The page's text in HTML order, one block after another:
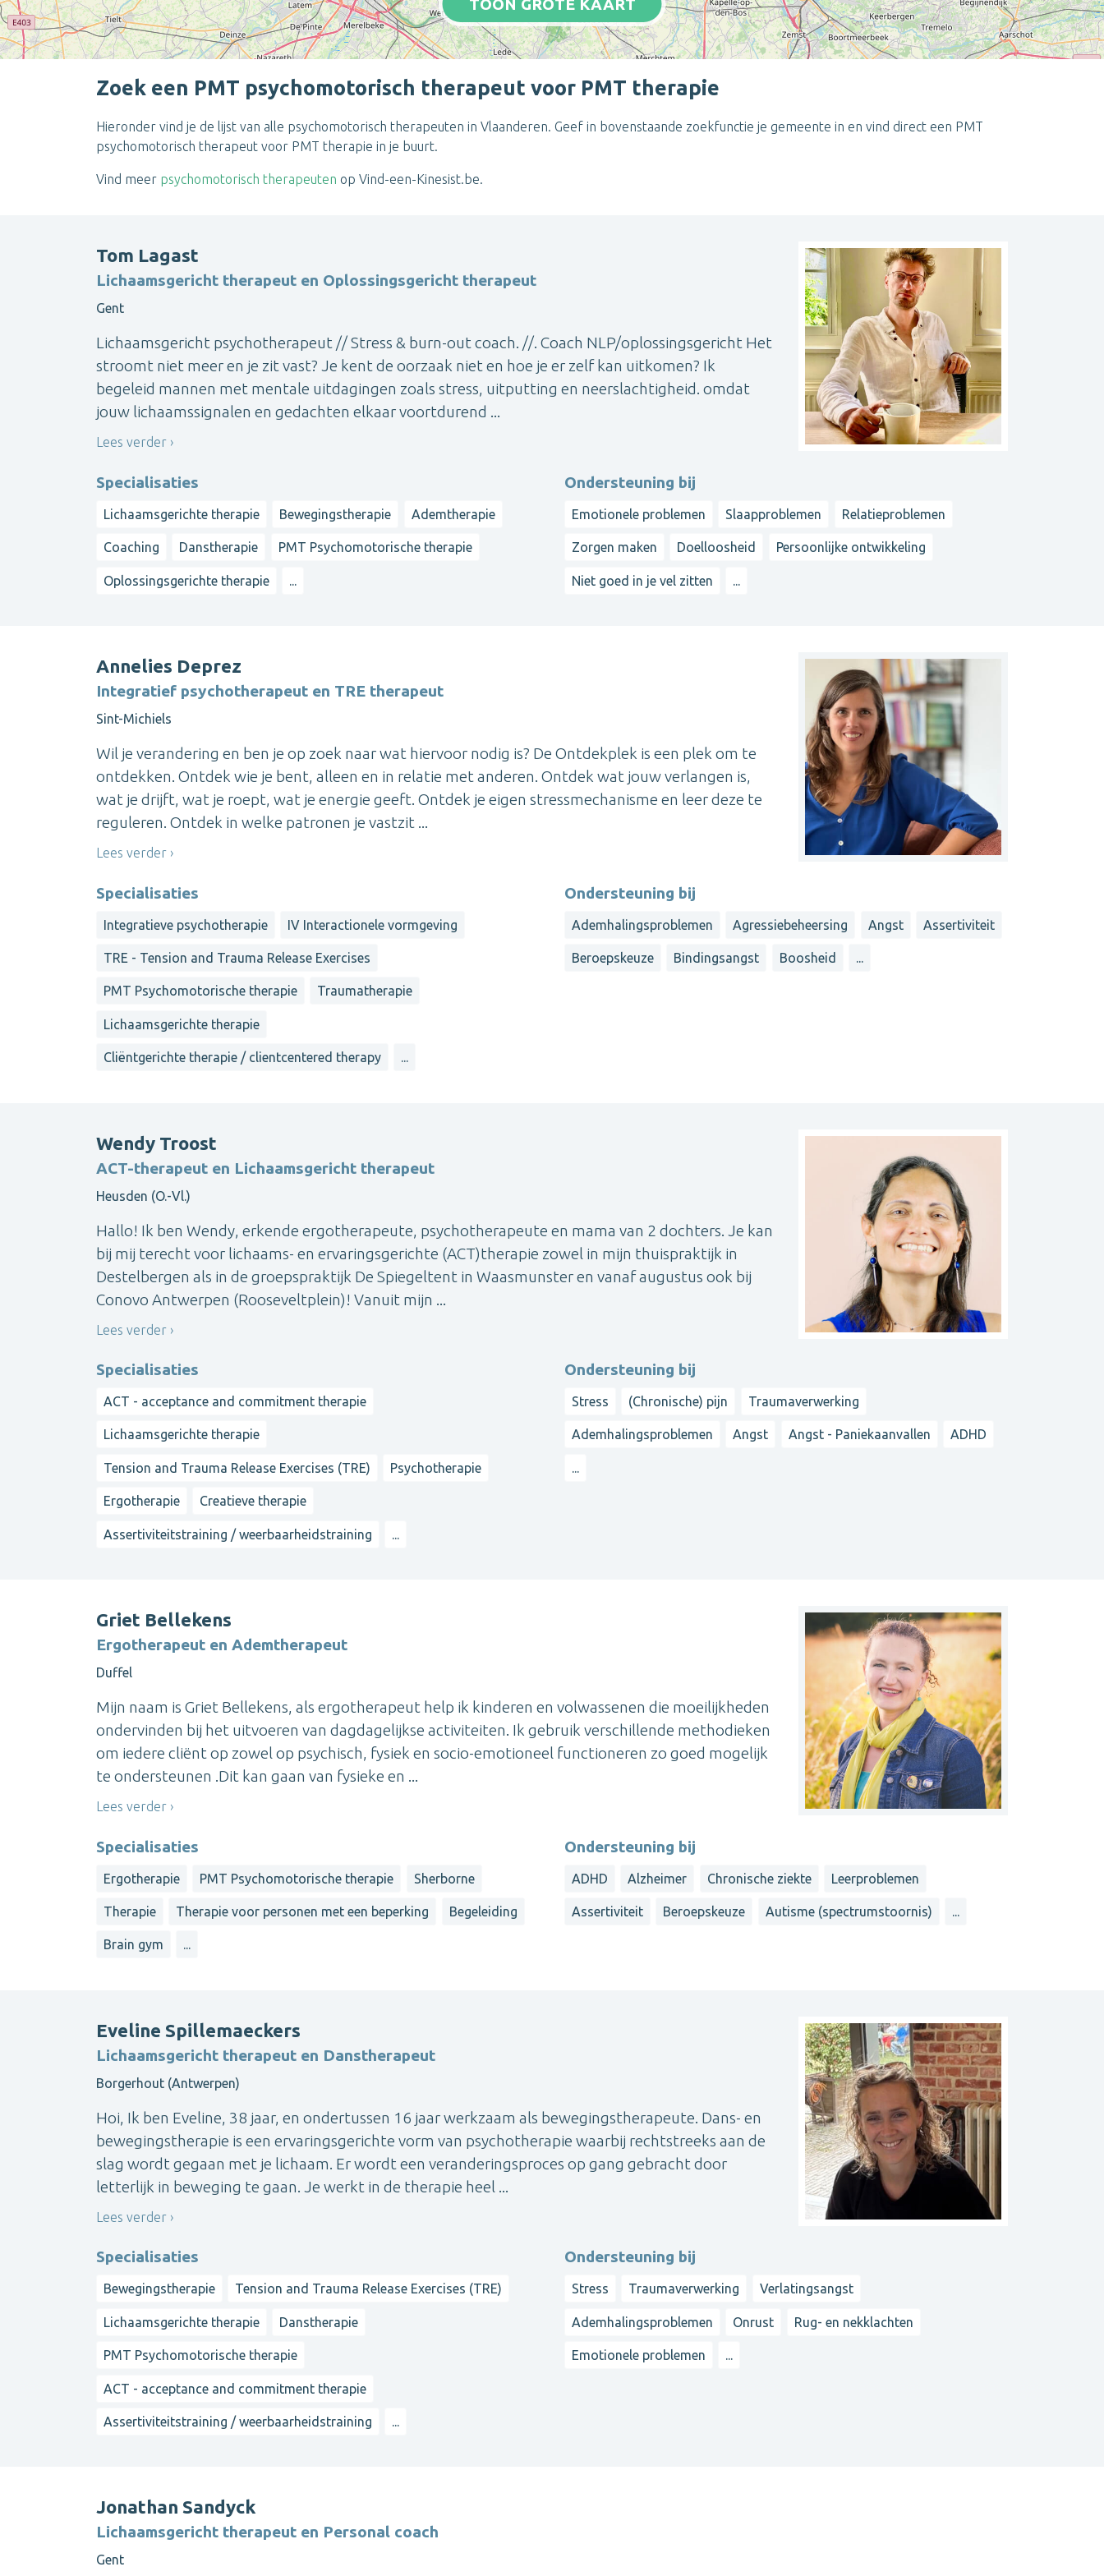
TOON GROTE KAART
Zoek een PMT psychomotorisch therapeut voor PMT therapie
Hieronder vind je de lijst van alle psychomotorisch therapeuten in Vlaanderen. Geef in bovenstaande zoekfunctie je gemeente in en vind direct een PMT
psychomotorisch therapeut voor PMT therapie in je buurt.
Vind meer psychomotorisch therapeuten op Vind-een-Kinesist.be.
Tom Lagast
Lichaamsgericht therapeut en Oplossingsgericht therapeut
Gent
Lichaamsgericht psychotherapeut // Stress & burn-out coach. //. Coach NLP/oplossingsgericht Het
stroomt niet meer en je zit vast? Je kent de oorzaak niet en hoe je er zelf kan uitkomen? Ik
begeleid mannen met mentale uitdagingen zoals stress, uitputting en neerslachtigheid. omdat
jouw lichaamssignalen en gedachten elkaar voortdurend ...
Lees verder
Specialisaties
Lichaamsgerichte therapie Bewegingstherapie Ademtherapie
Coaching Danstherapie PMT Psychomotorische therapie
Oplossingsgerichte therapie
Ondersteuning bij
Emotionele problemen Slaapproblemen Relatieproblemen
Zorgen maken Doelloosheid Persoonlijke ontwikkeling
Niet goed in je vel zitten
Annelies Deprez
Integratief psychotherapeut en TRE therapeut
Sint-Michiels
Wil je verandering en ben je op zoek naar wat hiervoor nodig is? De Ontdekplek is een plek om te
ontdekken. Ontdek wie je bent, alleen en in relatie met anderen. Ontdek wat jouw verlangen is,
wat je drijft, wat je roept, wat je energie geeft. Ontdek je eigen stressmechanisme en leer deze te
reguleren. Ontdek in welke patronen je vastzit ...
Lees verder
Specialisaties
Integratieve psychotherapie IV Interactionele vormgeving
TRE - Tension and Trauma Release Exercises
PMT Psychomotorische therapie Traumatherapie
Lichaamsgerichte therapie
Cliëntgerichte therapie / clientcentered therapy ...
Ondersteuning bij
Ademhalingsproblemen Agressiebeheersing Angst Assertiviteit
Beroepskeuze Bindingsangst Boosheid ...
Wendy Troost
ACT-therapeut en Lichaamsgericht therapeut
Heusden (O.-Vl.)
Hallo! Ik ben Wendy, erkende ergotherapeute, psychotherapeute en mama van 2 dochters. Je kan
bij mij terecht voor lichaams- en ervaringsgerichte (ACT)therapie zowel in mijn thuispraktijk in
Destelbergen als in de groepspraktijk De Spiegeltent in Waasmunster en vanaf augustus ook bij
Conovo Antwerpen (Rooseveltplein)! Vanuit mijn ...
Lees verder
Specialisaties
ACT - acceptance and commitment therapie
Lichaamsgerichte therapie
Tension and Trauma Release Exercises (TRE) Psychotherapie
Ergotherapie Creatieve therapie
Assertiviteitstraining / weerbaarheidstraining ...
Ondersteuning bij
Stress (Chronische) pijn Traumaverwerking
Ademhalingsproblemen Angst Angst - Paniekaanvallen ADHD
...
Griet Bellekens
Ergotherapeut en Ademtherapeut
Duffel
Mijn naam is Griet Bellekens, als ergotherapeut help ik kinderen en volwassenen die moeilijkheden
ondervinden bij het uitvoeren van dagdagelijkse activiteiten. Ik gebruik verschillende methodieken
om iedere cliënt op zowel op psychisch, fysiek en socio-emotioneel functioneren zo goed mogelijk
te ondersteunen .Dit kan gaan van fysieke en ...
Lees verder
Specialisaties
Ergotherapie PMT Psychomotorische therapie Sherborne
Therapie Therapie voor personen met een beperking Begeleiding
Brain gym ...
Ondersteuning bij
ADHD Alzheimer Chronische ziekte Leerproblemen
Assertiviteit Beroepskeuze Autisme (spectrumstoornis) ...
Eveline Spillemaeckers
Lichaamsgericht therapeut en Danstherapeut
Borgerhout (Antwerpen)
Hoi, Ik ben Eveline, 38 jaar, en ondertussen 16 jaar werkzaam als bewegingstherapeute. Dans- en
bewegingstherapie is een ervaringsgerichte vorm van psychotherapie waarbij rechtstreeks aan de
slag wordt gegaan met je lichaam. Er wordt een veranderingsproces op gang gebracht door
letterlijk in beweging te gaan. Je werkt in de therapie heel ...
Lees verder
Specialisaties
Bewegingstherapie Tension and Trauma Release Exercises (TRE)
Lichaamsgerichte therapie Danstherapie
PMT Psychomotorische therapie
ACT - acceptance and commitment therapie
Assertiviteitstraining / weerbaarheidstraining ...
Ondersteuning bij
Stress Traumaverwerking Verlatingsangst
Ademhalingsproblemen Onrust Rug- en nekklachten
Emotionele problemen ...
Jonathan Sandyck
Lichaamsgericht therapeut en Personal coach
Gent